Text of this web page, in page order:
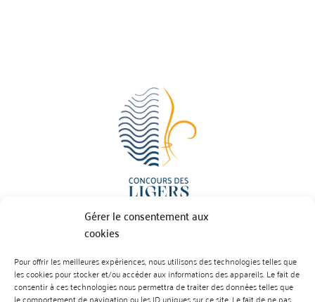
Gérer le consentement aux
cookies
Pour offrir les meilleures expériences, nous utilisons des technologies telles que
les cookies pour stocker et/ou accéder aux informations des appareils. Le fait de
consentir à ces technologies nous permettra de traiter des données telles que
le comportement de navigation ou les ID uniques sur ce site. Le fait de ne pas
BP 70023 - 49610 JUIGNE SUR LOIRE
Tél :07 88 99 01 07